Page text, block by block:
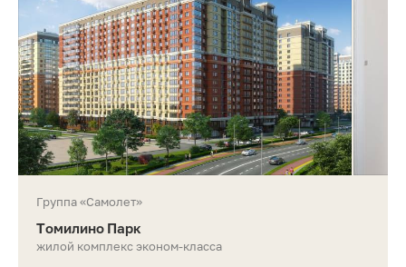
Группа «Самолет»
Томилино Парк
жилой комплекс эконом-класса